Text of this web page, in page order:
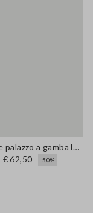
Pantalone palazzo a gamba larga
€ 62,50
-50%